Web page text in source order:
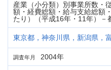
産業（小分類）別事業所数・
額・経費総額・給与支給総額
たり）（平成16年・11年）－
東京都，神奈川県，新潟県，
調査年月 2004年